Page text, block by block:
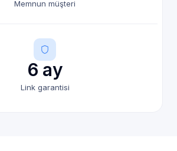
Memnun müşteri
6 ay
Link garantisi